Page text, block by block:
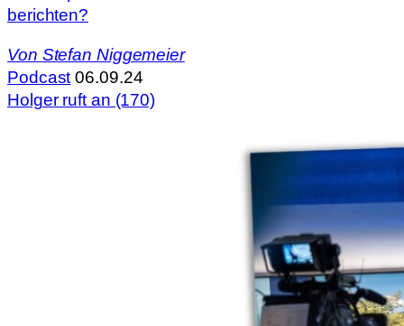
berichten?
Von Stefan Niggemeier
Podcast 06.09.24
Holger ruft an (170)